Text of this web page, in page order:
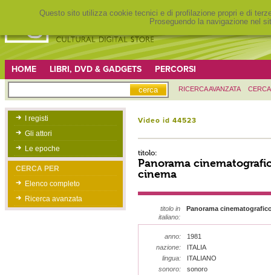
Questo sito utilizza cookie tecnici e di profilazione propri e di
Proseguendo la navigazione nel
HOME LIBRI, DVD & GADGETS PERCORSI
RICERCA AVANZATA
I registi
Gli attori
Le epoche
CERCA PER
Elenco completo
Ricerca avanzata
Video id 44523
titolo:
Panorama
cinema
titolo in
italiano:
Panorama
anno:
1981
nazione:
ITALIA
lingua:
ITALIANO
sonoro:
sonoro